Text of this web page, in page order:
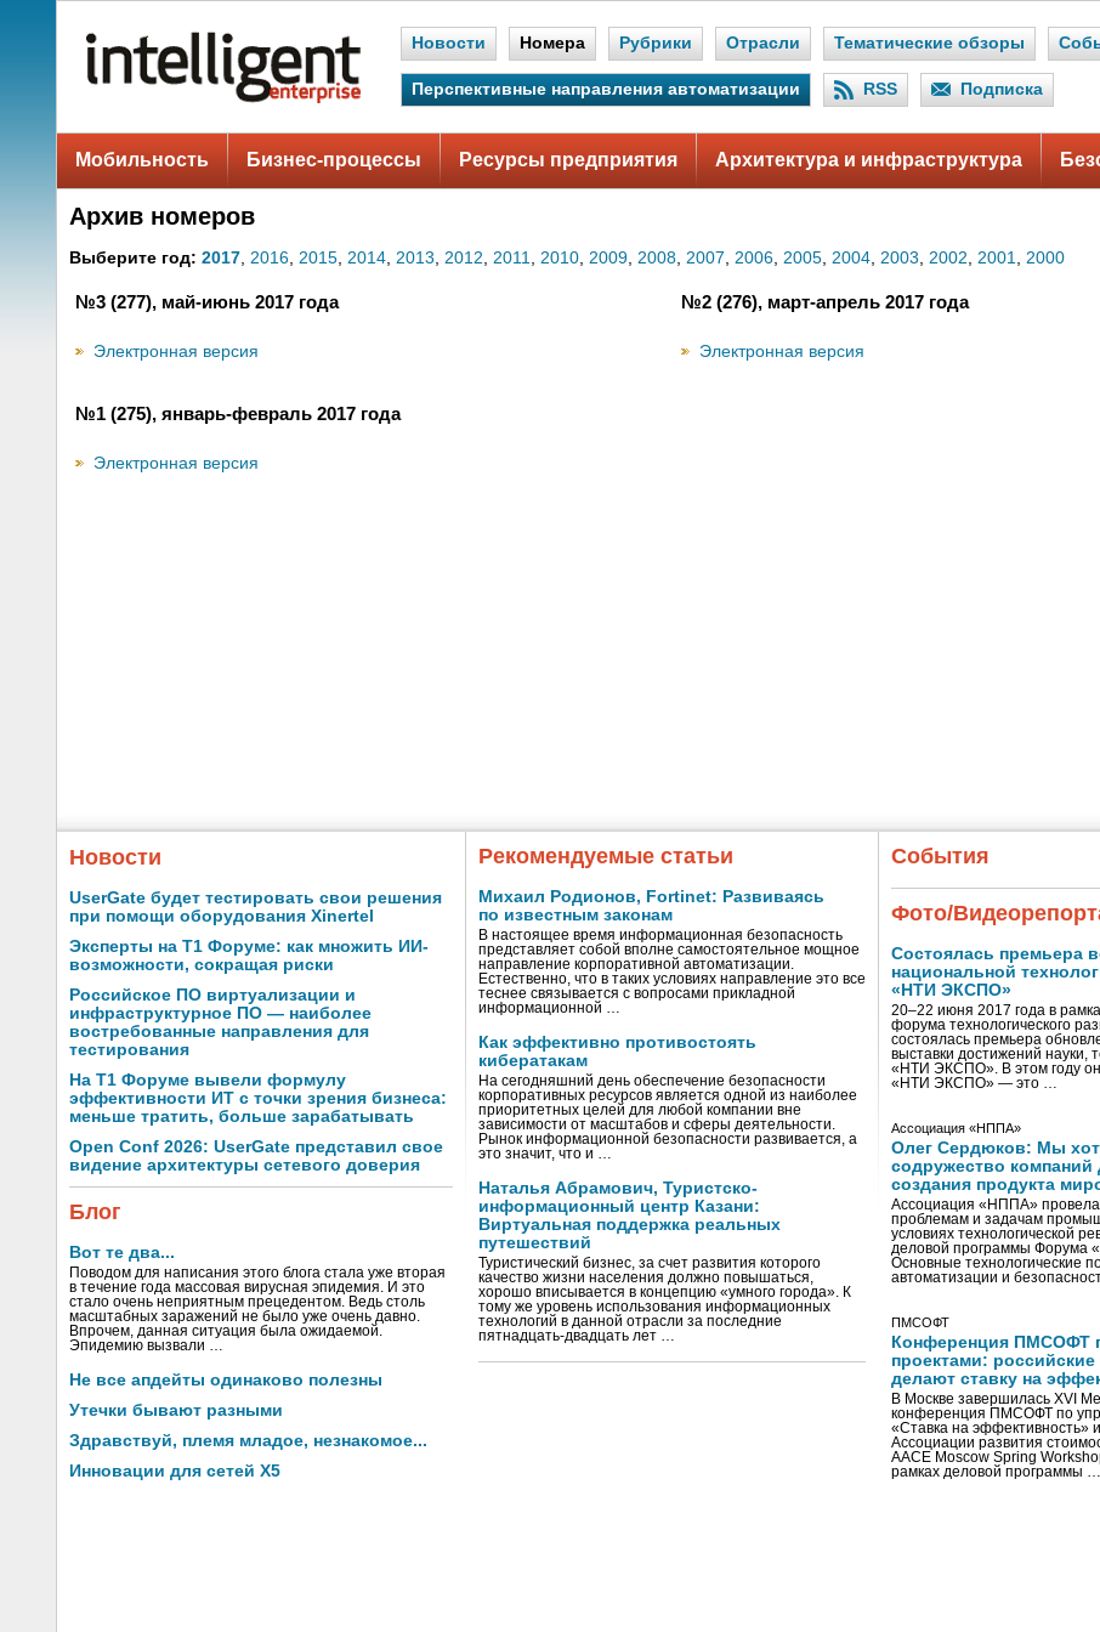
Новости Номера Рубрики Отрасли Тематические обзоры
Перспективные направления автоматизации RSS Подписка
Мобильность Бизнес-процессы Ресурсы предприятия Архитектура и инфраструктура
Архив номеров
Выберите год: 2017, 2016, 2015, 2014, 2013, 2012, 2011, 2010, 2009, 2008, 2007, 2006, 2005, 2004, 2003, 2002, 2001, 2000
№3 (277), май-июнь 2017 года
Электронная версия
№2 (276), март-апрель 2017 года
Электронная версия
№1 (275), январь-февраль 2017 года
Электронная версия
Новости
UserGate будет тестировать свои решения
при помощи оборудования Xinertel
Эксперты на Т1 Форуме: как множить ИИ-
возможности, сокращая риски
Российское ПО виртуализации и
инфраструктурное ПО — наиболее
востребованные направления для
тестирования
На Т1 Форуме вывели формулу
эффективности ИТ с точки зрения бизнеса:
меньше тратить, больше зарабатывать
Open Conf 2026: UserGate представил свое
видение архитектуры сетевого доверия
Блог
Вот те два...
Поводом для написания этого блога стала уже вторая
в течение года массовая вирусная эпидемия. И это
стало очень неприятным прецедентом. Ведь столь
масштабных заражений не было уже очень давно.
Впрочем, данная ситуация была ожидаемой.
Эпидемию вызвали …
Не все апдейты одинаково полезны
Утечки бывают разными
Здравствуй, племя младое, незнакомое...
Инновации для сетей X5
Рекомендуемые статьи
Михаил Родионов, Fortinet: Развиваясь
по известным законам
В настоящее время информационная безопасность
представляет собой вполне самостоятельное мощное
направление корпоративной автоматизации.
Естественно, что в таких условиях направление это все
теснее связывается с вопросами прикладной
информационной …
Как эффективно противостоять
кибератакам
На сегодняшний день обеспечение безопасности
корпоративных ресурсов является одной из наиболее
приоритетных целей для любой компании вне
зависимости от масштабов и сферы деятельности.
Рынок информационной безопасности развивается, а
это значит, что и …
Наталья Абрамович, Туристско-
информационный центр Казани:
Виртуальная поддержка реальных
путешествий
Туристический бизнес, за счет развития которого
качество жизни населения должно повышаться,
хорошо вписывается в концепцию «умного города». К
тому же уровень использования информационных
технологий в данной отрасли за последние
пятнадцать-двадцать лет …
События
Фото/
Состоялась премьера
национальной
«НТИ ЭКСПО»
20–22 июня 2017 года в
форума технологического
состоялась премьера
выставки достижений науки,
«НТИ ЭКСПО». В этом году
«НТИ ЭКСПО» — это …
Ассоциация «НППА»
Олег Сердюков: Мы
содружество компаний
создания продукта
Ассоциация «НППА» провела
проблемам и задачам
условиях технологической
деловой программы Форума
Основные технологические
автоматизации и
ПМСОФТ
Конференция ПМСОФТ
проектами:
делают ставку на
В Москве завершилась XVI
конференция ПМСОФТ по
«Ставка на эффективность»
Ассоциации развития
AACE Moscow Spring
рамках деловой программы …